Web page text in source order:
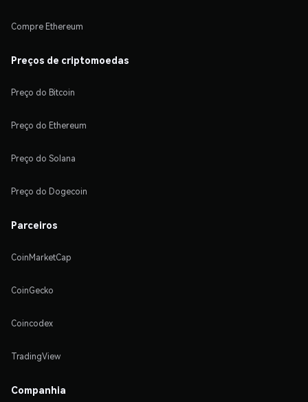
Compre Ethereum
Preços de criptomoedas
Preço do Bitcoin
Preço do Ethereum
Preço do Solana
Preço do Dogecoin
Parceiros
CoinMarketCap
CoinGecko
Coincodex
TradingView
Companhia